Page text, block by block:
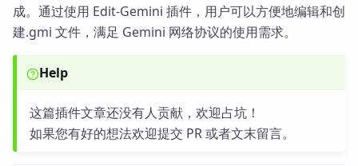
成。通过使用 Edit-Gemini 插件，用户可以方便地编辑和创
建.gmi 文件，满足 Gemini 网络协议的使用需求。
Help
这篇插件文章还没有人贡献，欢迎占坑！
如果您有好的想法欢迎提交 PR 或者文末留言。